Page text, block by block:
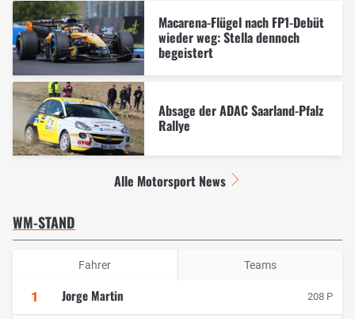
Macarena-Flügel nach FP1-Debüt
wieder weg: Stella dennoch
begeistert
Absage der ADAC Saarland-Pfalz
Rallye
Alle Motorsport News
WM-STAND
Fahrer Teams
1 Jorge Martin 208 P